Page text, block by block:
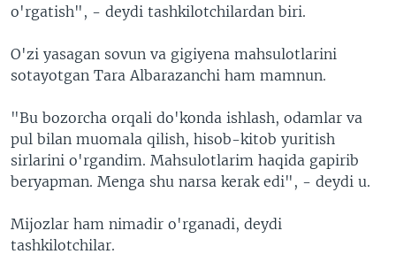
o'rgatish", - deydi tashkilotchilardan biri.
O'zi yasagan sovun va gigiyena mahsulotlarini
sotayotgan Tara Albarazanchi ham mamnun.
"Bu bozorcha orqali do'konda ishlash, odamlar va
pul bilan muomala qilish, hisob-kitob yuritish
sirlarini o'rgandim. Mahsulotlarim haqida gapirib
beryapman. Menga shu narsa kerak edi", - deydi u.
Mijozlar ham nimadir o'rganadi, deydi
tashkilotchilar.